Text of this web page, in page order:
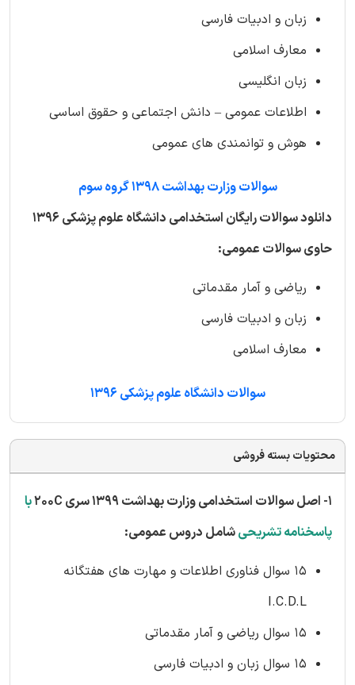
زبان و ادبیات فارسی
معارف اسلامی
زبان انگلیسی
اطلاعات عمومی – دانش اجتماعی و حقوق اساسی
هوش و توانمندی های عمومی
سوالات وزارت بهداشت 1398 گروه سوم
دانلود سوالات رایگان استخدامی دانشگاه علوم پزشکی 1396
حاوی سوالات عمومی:
ریاضی و آمار مقدماتی
زبان و ادبیات فارسی
معارف اسلامی
سوالات دانشگاه علوم پزشکی 1396
محتویات بسته فروشی
1- اصل سوالات استخدامی وزارت بهداشت 1399 سری 200C
با
پاسخنامه تشریحیشامل دروس عمومی:
15 سوال فناوری اطلاعات و مهارت های هفتگانه
I.C.D.L
15 سوال ریاضی و آمار مقدماتی
15 سوال زبان و ادبیات فارسی